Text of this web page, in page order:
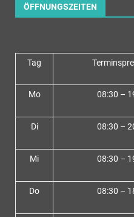
ÖFFNUNGSZEITEN
Tag
Mo 08:30 –
Di 08:30 –
Mi 08:30 –
Do 08:30 –